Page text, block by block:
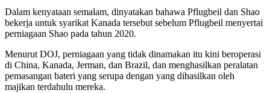
Dalam kenyataan semalam, dinyatakan bahawa Pflugbeil dan Shao
bekerja untuk syarikat Kanada tersebut sebelum Pflugbeil menyertai
perniagaan Shao pada tahun 2020.
Menurut DOJ, perniagaan yang tidak dinamakan itu kini beroperasi
di China, Kanada, Jerman, dan Brazil, dan menghasilkan peralatan
pemasangan bateri yang serupa dengan yang dihasilkan oleh
majikan terdahulu mereka.